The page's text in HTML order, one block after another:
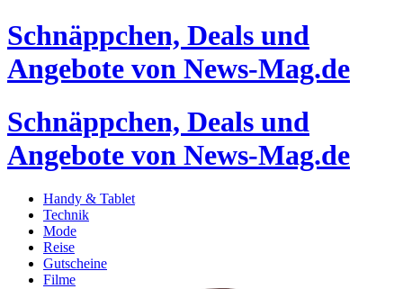
Schnäppchen, Deals und
Angebote von News-Mag.de
Schnäppchen, Deals und
Angebote von News-Mag.de
Handy & Tablet
Technik
Mode
Reise
Gutscheine
Filme